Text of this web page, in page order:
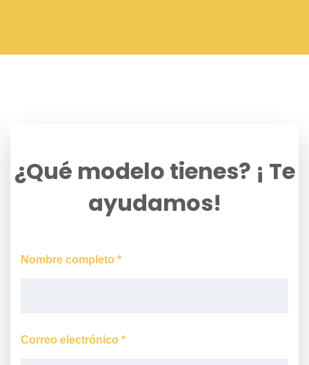
¿Qué modelo tienes? ¡ Te
ayudamos!
Nombre completo *
Correo electrónico *